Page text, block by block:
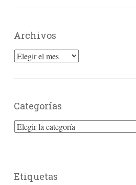
Archivos
Archivos
Categorías
Categorías
Etiquetas